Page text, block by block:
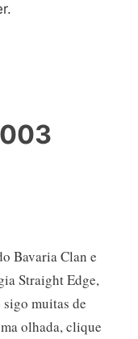
Bavaria Clan e
Straight Edge,
muitas de
olhada, clique